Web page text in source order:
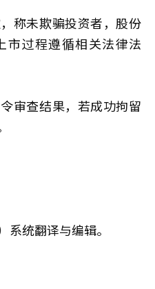
称未欺骗投资者，股份
市过程遵循相关法律法
审查结果，若成功拘留
统翻译与编辑。